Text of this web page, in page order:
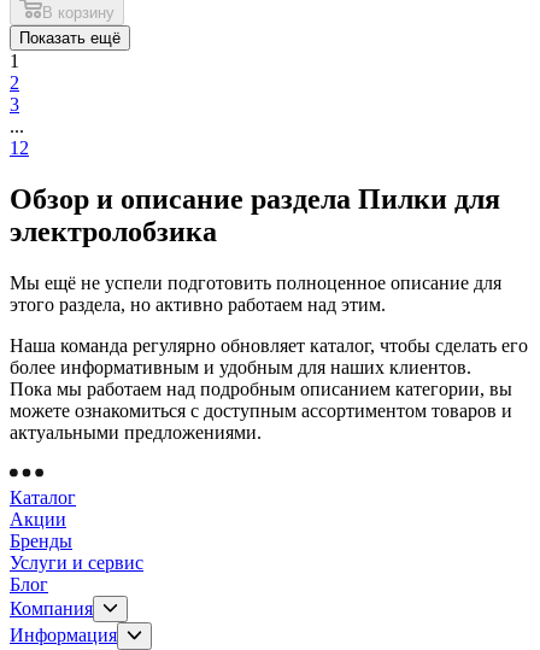
В корзину
Показать ещё
1
2
3
...
12
Обзор и описание раздела Пилки для
электролобзика
Мы ещё не успели подготовить полноценное описание для
этого раздела, но активно работаем над этим.
Наша команда регулярно обновляет каталог, чтобы сделать его
более информативным и удобным для наших клиентов.
Пока мы работаем над подробным описанием категории, вы
можете ознакомиться с доступным ассортиментом товаров и
актуальными предложениями.
Каталог
Акции
Бренды
Услуги и сервис
Блог
Компания
Информация